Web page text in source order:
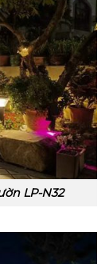
LP-N32